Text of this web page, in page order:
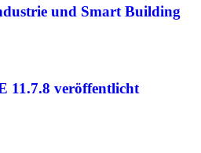
und Smart Building
11.7.8 veröffentlicht